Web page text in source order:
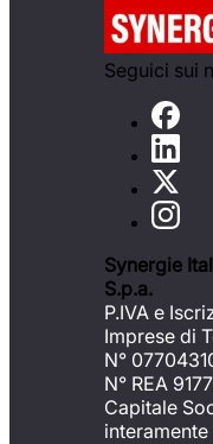
Seguici sui
Synergie
S.p.a.
P.IVA e
Imprese di
N°
N° REA
Capitale